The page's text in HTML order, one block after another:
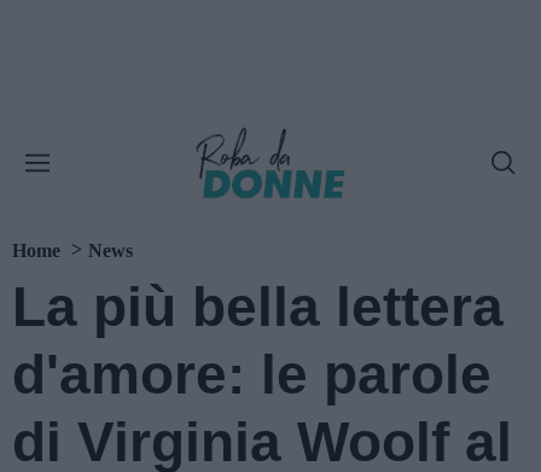
Home News
La più bella lettera
d'amore: le parole
di Virginia Woolf al